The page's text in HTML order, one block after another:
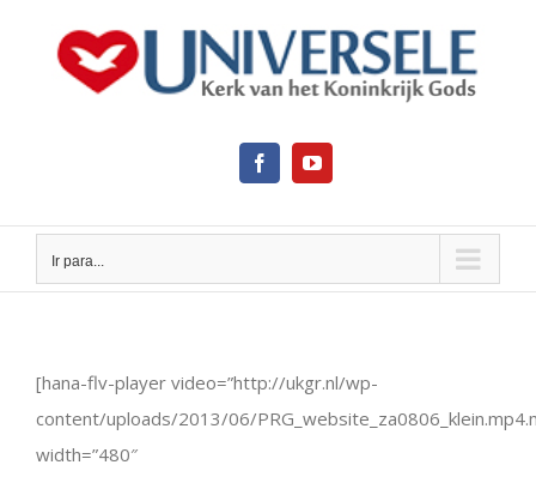
FacebookYouTube
Ir para...
Image
[hana-flv-player video=”http://ukgr.nl/wp-
content/uploads/2013/06/
width=”480″